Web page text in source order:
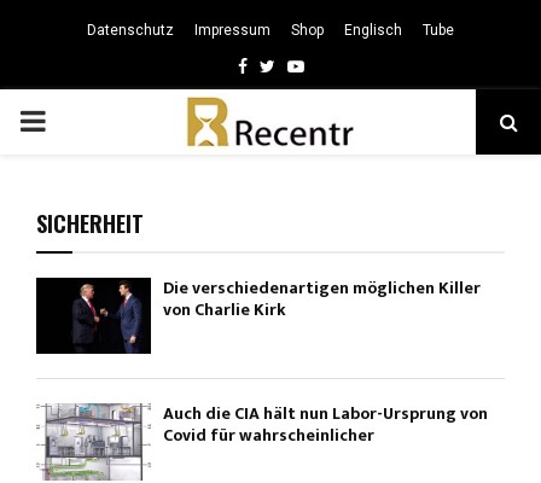
Datenschutz Impressum Shop Englisch Tube
Facebook
TwitterYoutube
PRIMARY
SICHERHEIT
Die verschiedenartigen möglichen Killer
von Charlie Kirk
Auch die CIA hält nun Labor-Ursprung von
Covid für wahrscheinlicher